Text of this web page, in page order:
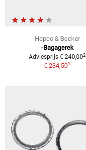
Hepco & Becker
-Bagagerek
Adviesprijs € 240,002
€ 234,501